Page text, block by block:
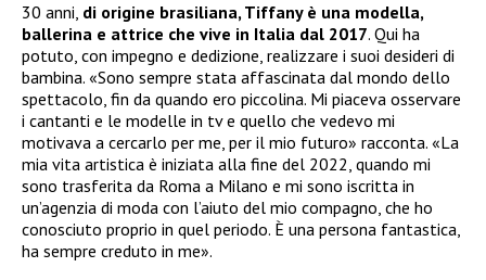
30 anni, di origine brasiliana, Tiffany è una modella,
ballerina e attrice che vive in Italia dal 2017. Qui ha
potuto, con impegno e dedizione, realizzare i suoi desideri di
bambina. «Sono sempre stata affascinata dal mondo dello
spettacolo, fin da quando ero piccolina. Mi piaceva osservare
i cantanti e le modelle in tv e quello che vedevo mi
motivava a cercarlo per me, per il mio futuro» racconta. «La
mia vita artistica è iniziata alla fine del 2022, quando mi
sono trasferita da Roma a Milano e mi sono iscritta in
un’agenzia di moda con l’aiuto del mio compagno, che ho
conosciuto proprio in quel periodo. È una persona fantastica,
ha sempre creduto in me».